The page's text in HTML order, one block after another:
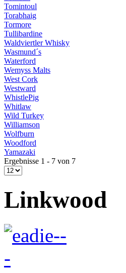
Tomintoul
Torabhaig
Tormore
Tullibardine
Waldviertler Whisky
Wasmund´s
Waterford
Wemyss Malts
West Cork
Westward
WhistlePig
Whitlaw
Wild Turkey
Williamson
Wolfburn
Woodford
Yamazaki
Ergebnisse 1 - 7 von 7
Linkwood